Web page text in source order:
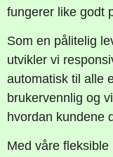
fungerer like godt
Som en pålitelig
utvikler vi
automatisk til alle
brukervennlig og
hvordan kundene
Med våre